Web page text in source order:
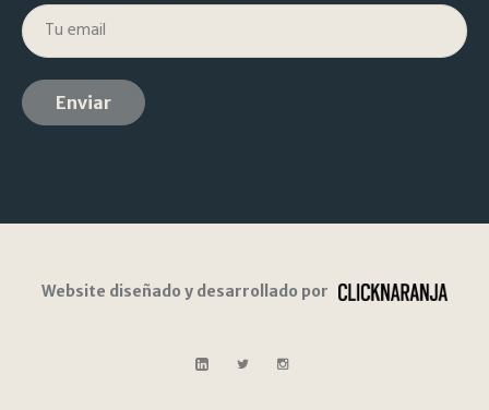
Website diseñado y desarrollado por